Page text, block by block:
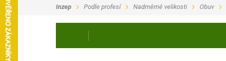
Inzep Podle profesí Nadměrné velikosti Obuv